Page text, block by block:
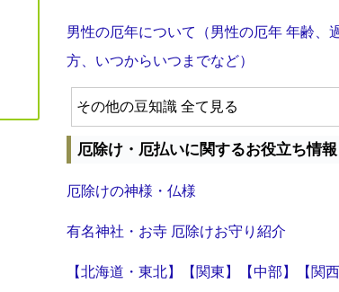
男性の厄年について（男性の厄年 年齢、
方、いつからいつまでなど）
その他の豆知識 全て見る
厄除け・厄払いに関するお役立ち情報
厄除けの神様・仏様
有名神社・お寺 厄除けお守り紹介
【北海道・東北】 【関東】 【中部】
【関西